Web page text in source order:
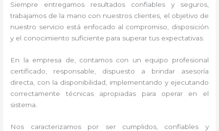
Siempre entregamos resultados confiables y seguros,
trabajamos de la mano con nuestros clientes, el objetivo de
nuestro servicio está enfocado al compromiso, disposición
y el conocimiento suficiente para superar tus expectativas.
En la empresa de , contamos con un equipo profesional
certificado, responsable, dispuesto a brindar asesoría
directa, con la disponibilidad, implementando y ejecutando
correctamente técnicas apropiadas para operar en el
sistema.
Nos caracterizamos por ser cumplidos, confiables y